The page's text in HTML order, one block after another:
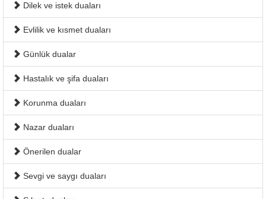
Dilek ve istek duaları
Evlilik ve kısmet duaları
Günlük dualar
Hastalık ve şifa duaları
Korunma duaları
Nazar duaları
Önerilen dualar
Sevgi ve saygı duaları